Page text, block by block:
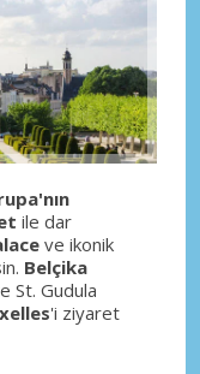
ile dar
ve ikonik
Belçika
St. Gudula
'i ziyaret